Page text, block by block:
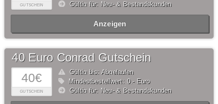
GUTSCHEIN
Gültig für: Neu- & Bestandskunden
Anzeigen
40€
GUTSCHEIN
40 Euro Conrad Gutschein
Gültig bis: Abgelaufen
Mindestbestellwert: 0,- Euro
Gültig für: Neu- & Bestandskunden